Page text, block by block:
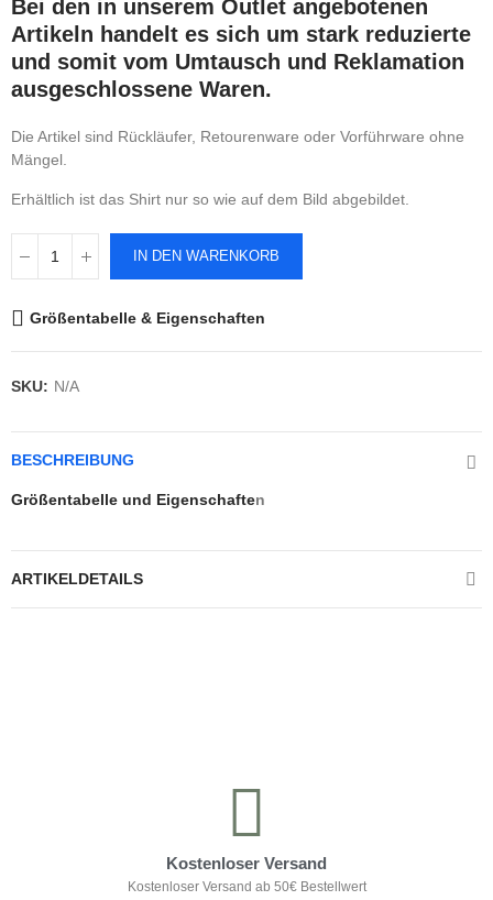
Bei den in unserem Outlet angebotenen
Artikeln handelt es sich um stark reduzierte
und somit vom Umtausch und Reklamation
ausgeschlossene Waren.
Die Artikel sind Rückläufer, Retourenware oder Vorführware ohne
Mängel.
Erhältlich ist das Shirt nur so wie auf dem Bild abgebildet.
IN DEN WARENKORB
Größentabelle & Eigenschaften
SKU: N/A
BESCHREIBUNG
Größentabelle und Eigenschaften
ARTIKELDETAILS
Kostenloser Versand
Kostenloser Versand ab 50€ Bestellwert